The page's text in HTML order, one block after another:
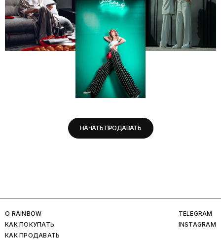
НАЧАТЬ ПРОДАВАТЬ
O RAINBOW
КАК ПОКУПАТЬ
КАК ПРОДАВАТЬ
TELEGRAM
INSTAGRAM